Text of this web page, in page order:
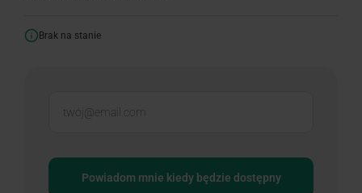
Brak na stanie
Powiadom mnie kiedy będzie dostępny